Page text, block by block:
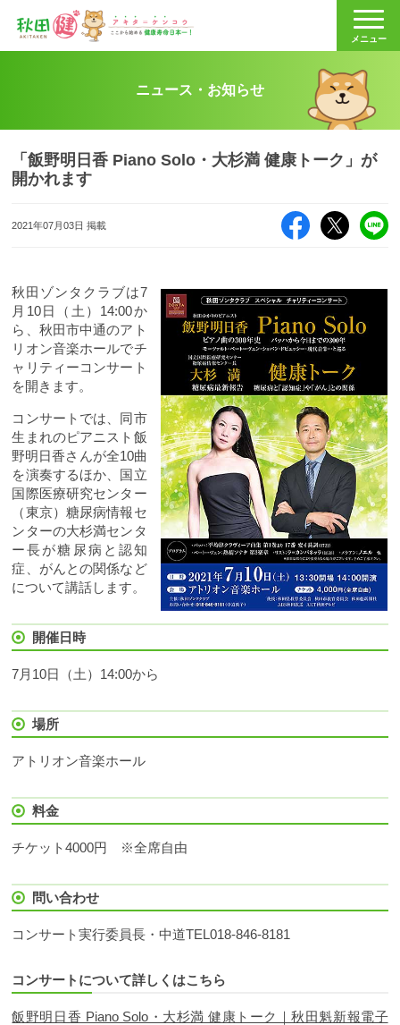
メニュー
ニュース・お知らせ
「飯野明日香 Piano Solo・大杉満 健康トーク」が
開かれます
2021年07月03日 掲載
Facebook X（旧
秋田ゾンタクラブは7
月10日（土）14:00か
ら、秋田市中通のアト
リオン音楽ホールでチ
ャリティーコンサート
を開きます。
コンサートでは、同市
生まれのピアニスト飯
野明日香さんが全10曲
を演奏するほか、国立
国際医療研究センター
（東京）糖尿病情報セ
ンターの大杉満センタ
ー長が糖尿病と認知
症、がんとの関係など
について講話します。
開催日時
7月10日（土）14:00から
場所
アトリオン音楽ホール
料金
チケット4000円 ※全席自由
問い合わせ
コンサート実行委員長・中道TEL018-846-8181
コンサートについて詳しくはこちら
飯野明日香 Piano Solo・大杉満 健康トーク｜秋田魁新報電子